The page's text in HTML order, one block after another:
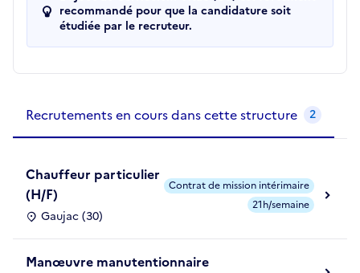
recommandé pour que la candidature soit
étudiée par le recruteur.
Recrutements en cours dans cette structure 2
Chauffeur particulier
(H/F)
Gaujac (30)
Contrat de mission intérimaire
21h/semaine
Manœuvre manutentionnaire